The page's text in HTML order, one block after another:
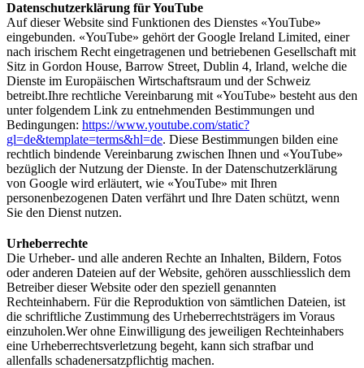
Datenschutzerklärung für YouTube
Auf dieser Website sind Funktionen des Dienstes «YouTube»
eingebunden. «YouTube» gehört der Google Ireland Limited, einer
nach irischem Recht eingetragenen und betriebenen Gesellschaft mit
Sitz in Gordon House, Barrow Street, Dublin 4, Irland, welche die
Dienste im Europäischen Wirtschaftsraum und der Schweiz
betreibt.Ihre rechtliche Vereinbarung mit «YouTube» besteht aus den
unter folgendem Link zu entnehmenden Bestimmungen und
Bedingungen: https://www.youtube.com/static?
gl=de&template=terms&hl=de. Diese Bestimmungen bilden eine
rechtlich bindende Vereinbarung zwischen Ihnen und «YouTube»
bezüglich der Nutzung der Dienste. In der Datenschutzerklärung
von Google wird erläutert, wie «YouTube» mit Ihren
personenbezogenen Daten verfährt und Ihre Daten schützt, wenn
Sie den Dienst nutzen.
Urheberrechte
Die Urheber- und alle anderen Rechte an Inhalten, Bildern, Fotos
oder anderen Dateien auf der Website, gehören ausschliesslich dem
Betreiber dieser Website oder den speziell genannten
Rechteinhabern. Für die Reproduktion von sämtlichen Dateien, ist
die schriftliche Zustimmung des Urheberrechtsträgers im Voraus
einzuholen.Wer ohne Einwilligung des jeweiligen Rechteinhabers
eine Urheberrechtsverletzung begeht, kann sich strafbar und
allenfalls schadenersatzpflichtig machen.